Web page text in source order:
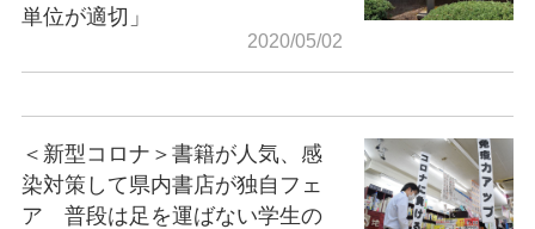
単位が適切」
2020/05/02
＜新型コロナ＞書籍が人気、感
染対策して県内書店が独自フェ
ア 普段は足を運ばない学生の